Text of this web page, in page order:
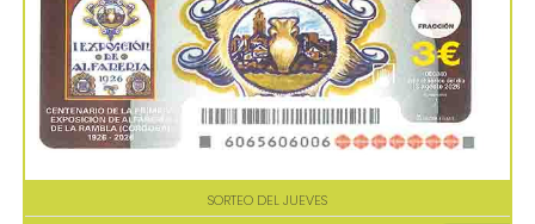
SORTEO DEL JUEVES